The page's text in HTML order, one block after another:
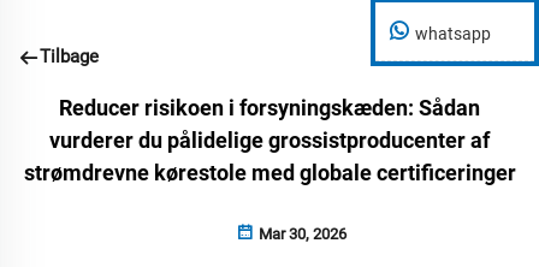
Tilbage
Reducer risikoen i forsyningskæden: Sådan
vurderer du pålidelige grossistproducenter af
strømdrevne kørestole med globale certificeringer
Mar 30, 2026
whatsapp